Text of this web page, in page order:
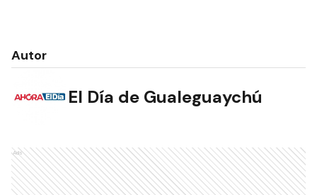
Autor
El Día de Gualeguaychú
Ads